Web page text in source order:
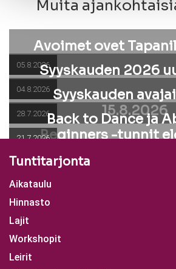
Muita
Avoimet ovet
05.8.2026Syyskauden 2026
04.8.2026 Syyskauden
15.8.2026
28.7.2026Back to Dance ja
Beginners -tunnit
21.7.2026
Tuntitarjonta
Aikataulu
Hinnasto
Lajit
Workshopit
Leirit